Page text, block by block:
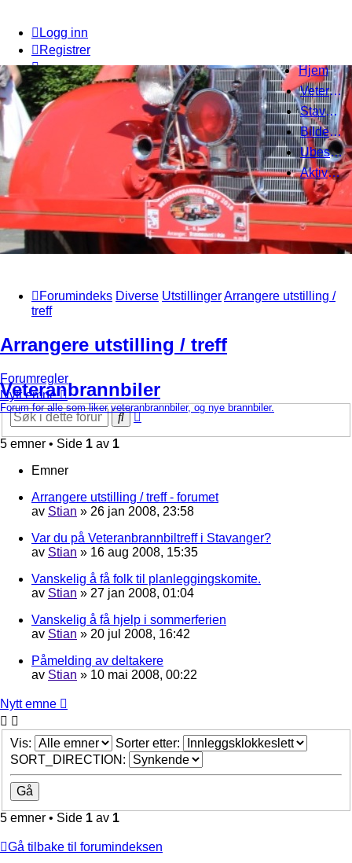
Logg inn
Registrer
Hjem
Veteranbrannbiltreff 2008
Stavanger Brannbilklubb
Bildegalleri
Ubesvarte innlegg
Aktive emner
Veteranbrannbiler
Forum for alle som liker veteranbrannbiler, og nye brannbiler.
Forumindeks Diverse UtstillingerArrangere utstilling /
treff
Arrangere utstilling / treff
Forumregler
Nytt emne
SøkAvansert
5 emner • Side 1 av 1
Emner
Arrangere utstilling / treff - forumet
av Stian » 26 jan 2008, 23:58
Var du på Veteranbrannbiltreff i Stavanger?
av Stian » 16 aug 2008, 15:35
Vanskelig å få folk til planleggingskomite.
av Stian » 27 jan 2008, 01:04
Vanskelig å få hjelp i sommerferien
av Stian » 20 jul 2008, 16:42
Påmelding av deltakere
av Stian » 10 mai 2008, 00:22
Nytt emne
Vis:
Sorter etter:
SORT_DIRECTION:
5 emner • Side 1 av 1
Gå tilbake til forumindeksen